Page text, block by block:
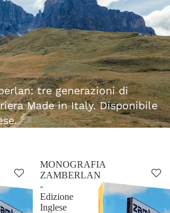
tre generazioni di
Made in Italy. Disponibile
MONOGRAFIA
ZAMBERLAN
-
Edizione
Inglese